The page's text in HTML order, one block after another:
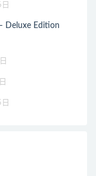
Deluxe Edition